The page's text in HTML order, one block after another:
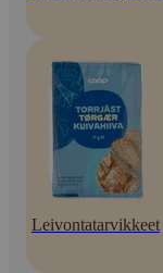
Leivontatarvikkeet